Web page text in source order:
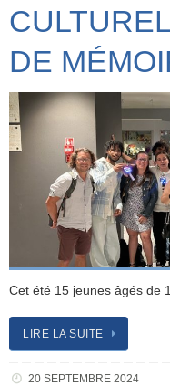
DE
Cet été 15 jeunes âgés de
LIRE LA SUITE
20 SEPTEMBRE 2024